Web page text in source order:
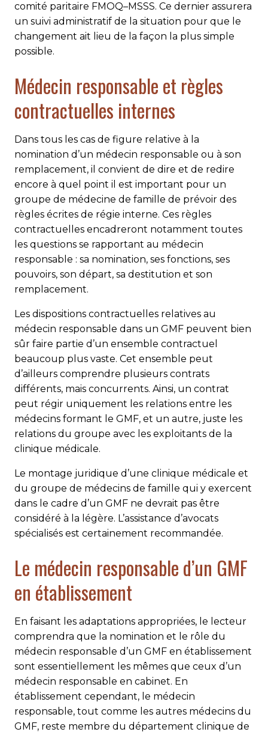
comité paritaire FMOQ–MSSS. Ce dernier assurera
un suivi administratif de la situation pour que le
changement ait lieu de la façon la plus simple
possible.
Médecin responsable et règles
contractuelles internes
Dans tous les cas de figure relative à la
nomination d’un médecin responsable ou à son
remplacement, il convient de dire et de redire
encore à quel point il est important pour un
groupe de médecine de famille de prévoir des
règles écrites de régie interne. Ces règles
contractuelles encadreront notamment toutes
les questions se rapportant au médecin
responsable : sa nomination, ses fonctions, ses
pouvoirs, son départ, sa destitution et son
remplacement.
Les dispositions contractuelles relatives au
médecin responsable dans un GMF peuvent bien
sûr faire partie d’un ensemble contractuel
beaucoup plus vaste. Cet ensemble peut
d’ailleurs comprendre plusieurs contrats
différents, mais concurrents. Ainsi, un contrat
peut régir uniquement les relations entre les
médecins formant le GMF, et un autre, juste les
relations du groupe avec les exploitants de la
clinique médicale.
Le montage juridique d’une clinique médicale et
du groupe de médecins de famille qui y exercent
dans le cadre d’un GMF ne devrait pas être
considéré à la légère. L’assistance d’avocats
spécialisés est certainement recommandée.
Le médecin responsable d’un GMF
en établissement
En faisant les adaptations appropriées, le lecteur
comprendra que la nomination et le rôle du
médecin responsable d’un GMF en établissement
sont essentiellement les mêmes que ceux d’un
médecin responsable en cabinet. En
établissement cependant, le médecin
responsable, tout comme les autres médecins du
GMF, reste membre du département clinique de